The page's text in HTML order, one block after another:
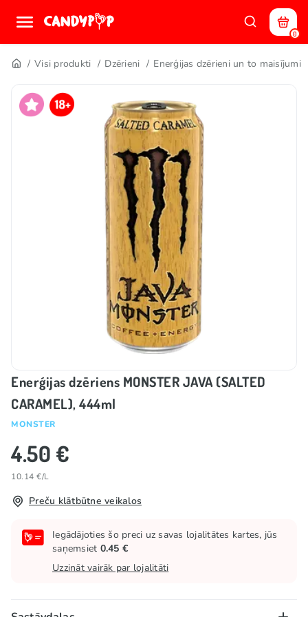
0
Visi produkti Dzērieni Enerģijas dzērieni un to maisījumi
Enerģijas dzēriens MONSTER JAVA (SALTED
CARAMEL), 444ml
MONSTER
4.50 €
10.14 €/L
Preču klātbūtne veikalos
Iegādājoties šo preci uz savas lojalitātes kartes, jūs
saņemsiet 0.45 €
Uzzināt vairāk par lojalitāti